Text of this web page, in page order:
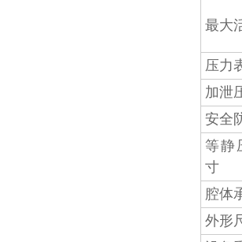
最大
压力
加泄
安全
等静
寸
腔体
外形